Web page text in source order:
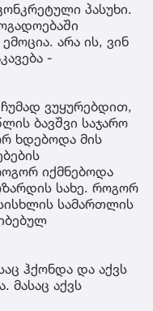
პასუხი.
არა ის, ვინ
-
ვუყურებდით,
ბავშვი საჯარო
ხდებოდა მის
იქმნებოდა
სახე. როგორ
სამართლის
ჰქონდა და აქვს
მასაც აქვს